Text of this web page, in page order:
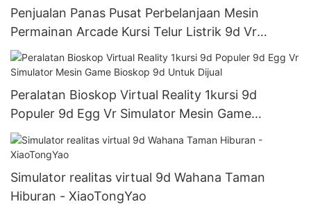
Penjualan Panas Pusat Perbelanjaan Mesin
Permainan Arcade Kursi Telur Listrik 9d Vr
Cinema Simulator
Peralatan Bioskop Virtual Reality 1kursi 9d
Populer 9d Egg Vr Simulator Mesin Game
Bioskop 9d Untuk Dijual
Simulator realitas virtual 9d Wahana Taman
Hiburan - XiaoTongYao